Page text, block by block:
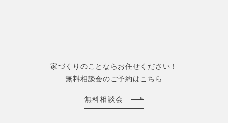
家づくりのことならお任せください！
無料相談会のご予約はこちら
無料相談会